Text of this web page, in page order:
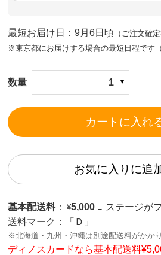
最短お届け日：9月6日頃 （ご注文確
※東京都にお届けする場合の最短日程です
数量 1
カートに入れ
お気に入りに追
基本配送料 ： ¥5,000 → ステージが
送料マーク：
「Ｄ」
※北海道・九州・沖縄は別途配送料がかか
ディノスカードなら基本配送料